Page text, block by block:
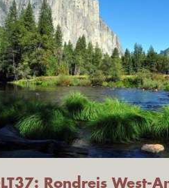
Rondreis West-